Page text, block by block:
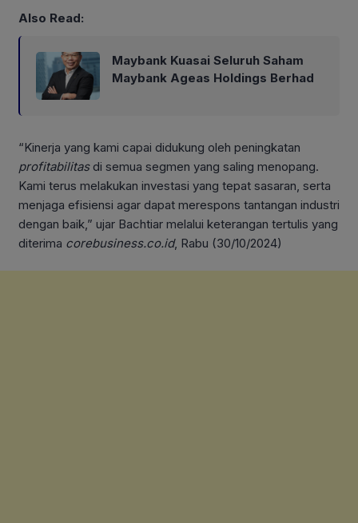
Also Read:
Maybank Kuasai Seluruh Saham
Maybank Ageas Holdings Berhad
“Kinerja yang kami capai didukung oleh peningkatan
profitabilitasdi semua segmen yang saling menopang.
Kami terus melakukan investasi yang tepat sasaran, serta
menjaga efisiensi agar dapat merespons tantangan industri
dengan baik,” ujar Bachtiar melalui keterangan tertulis yang
diterima corebusiness.co.id, Rabu (30/10/2024)